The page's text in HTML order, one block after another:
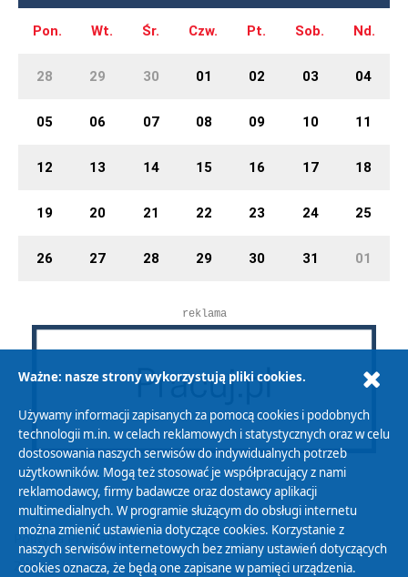
Pon. Wt. Śr. Czw. Pt. Sob. Nd.
28 29 30 01 02 03 04
05 06 07 08 09 10 11
12 13 14 15 16 17 18
19 20 21 22 23 24 25
26 27 28 29 30 31 01
reklama
Polityka Prywatności
Zasady korzystania z Serwisu
Ważne: nasze strony wykorzystują pliki cookies.
Używamy informacji zapisanych za pomocą cookies i podobnych
technologii m.in. w celach reklamowych i statystycznych oraz w celu
dostosowania naszych serwisów do indywidualnych potrzeb
użytkowników. Mogą też stosować je współpracujący z nami
reklamodawcy, firmy badawcze oraz dostawcy aplikacji
multimedialnych. W programie służącym do obsługi internetu
można zmienić ustawienia dotyczące cookies. Korzystanie z
naszych serwisów internetowych bez zmiany ustawień dotyczących
cookies oznacza, że będą one zapisane w pamięci urządzenia.